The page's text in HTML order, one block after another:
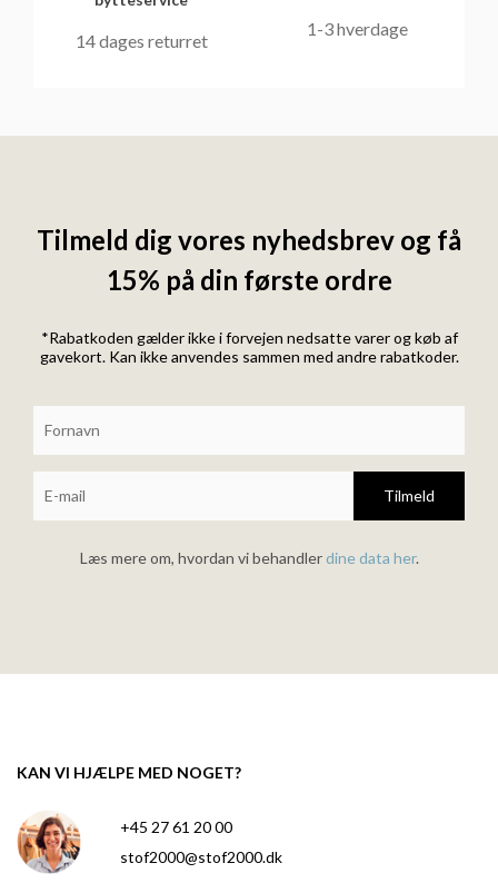
14 dages returret
1-3 hverdage
Tilmeld dig vores nyhedsbrev og få
15% på din første ordre
*Rabatkoden gælder ikke i forvejen nedsatte varer og køb af
gavekort. Kan ikke anvendes sammen med andre rabatkoder.
Tilmeld
Læs mere om, hvordan vi behandlerdine data her.
KAN VI HJÆLPE MED NOGET?
+45 27 61 20 00
stof2000@stof2000.dk